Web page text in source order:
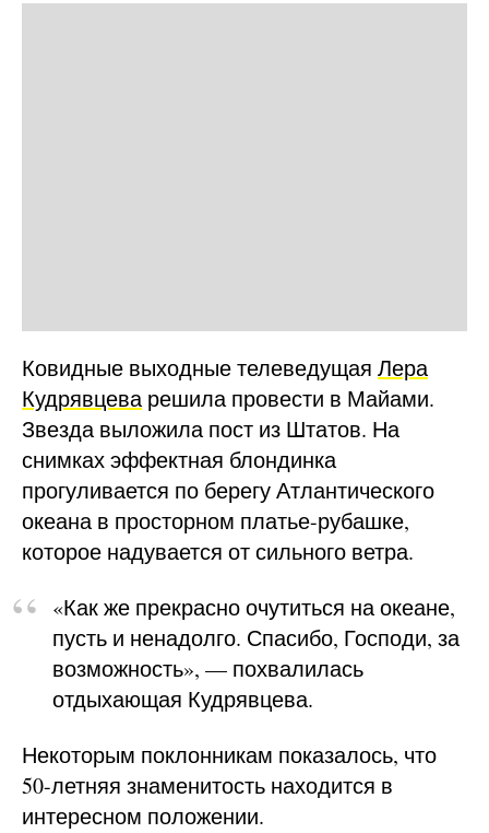
Ковидные выходные телеведущая Лера
Кудрявцеварешила провести в Майами.
Звезда выложила пост из Штатов. На
снимках эффектная блондинка
прогуливается по берегу Атлантического
океана в просторном платье-рубашке,
которое надувается от сильного ветра.
«Как же прекрасно очутиться на океане,
пусть и ненадолго. Спасибо, Господи, за
возможность», — похвалилась
отдыхающая Кудрявцева.
Некоторым поклонникам показалось, что
50-летняя знаменитость находится в
интересном положении.